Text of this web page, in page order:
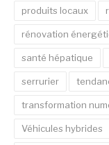
produits locaux
rénovation
santé hépatique
serrurier
transformation
Véhicules hybrides